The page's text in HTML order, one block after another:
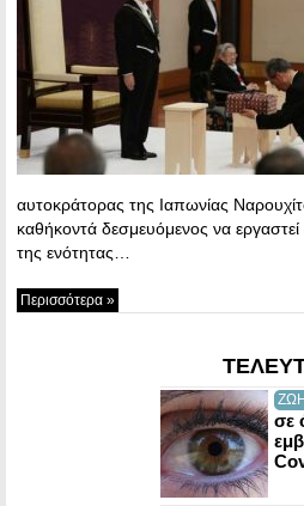
αυτοκράτορας της Ιαπωνίας
καθήκοντά δεσμευόμενος να
της ενότητας…
Περισσότερα »
σε